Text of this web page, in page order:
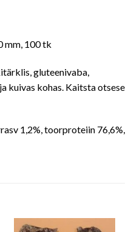
mm, 100 tk
gluteenivaba,
kuivas kohas. Kaitsta otsese
1,2%, toorproteiin 76,6%,